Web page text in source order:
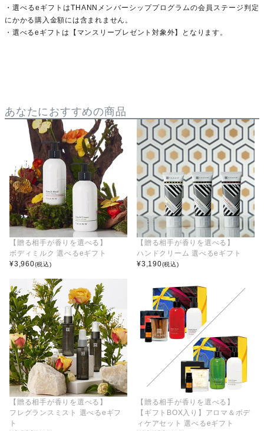
・選べるeギフトはTHANNメンバーシッププログラムの会員ステージ判定
にかかる購入金額には含まれません。
・選べるeギフトは【マンスリープレゼント対象外】となります。
あなたにおすすめの商品
【贈る相手が香りを選べる】
ボディミルク 選べるeギフト
¥3,960(税込)
【贈る相手が香りを選べる】
ハンドクリーム 選べるeギフト
¥3,190(税込)
【贈る相手が香りを選べる】
フレグランスミスト 選べるeギフ
ト
【贈る相手が香りを選べる】
【ギフトBOX入り】アロマ＆ボデ
ィケアセット 選べるeギフト